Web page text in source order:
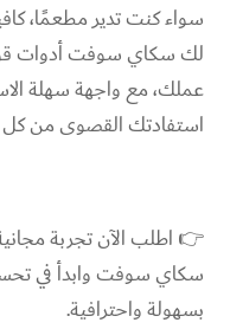
سواء كنت تدير مطعمًا،
لك سكاي سوفت أدوات
عملك، مع واجهة سهلة
استفادتك القصوى من كل
👉 اطلب الآن تجربة
سكاي سوفت وابدأ في
بسهولة واحترافية.